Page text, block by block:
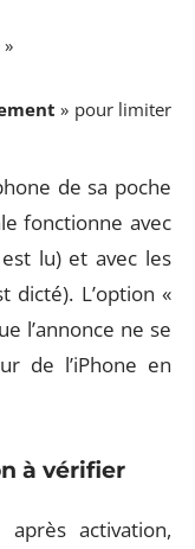
» pour limiter
de sa poche
fonctionne avec
lu) et avec les
dicté). L’option «
l’annonce ne se
de l’iPhone en
à vérifier
activation,